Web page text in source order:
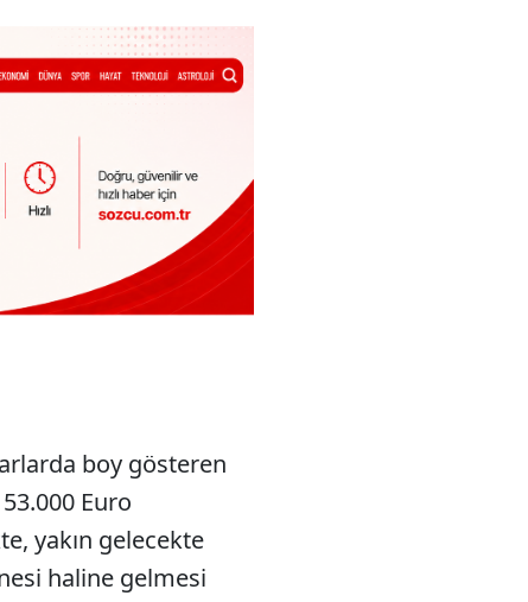
boy gösteren
Euro
yakın gelecekte
haline gelmesi